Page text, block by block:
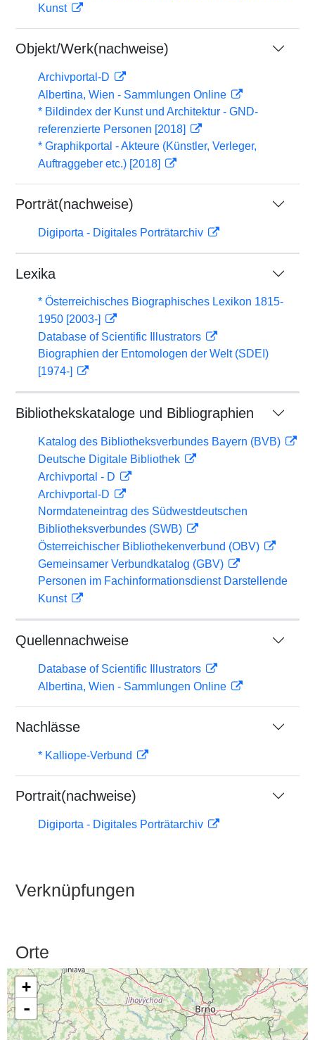
Kunst
Objekt/Werk(nachweise)
Archivportal-D
Albertina, Wien - Sammlungen Online
* Bildindex der Kunst und Architektur - GND-
referenzierte Personen [2018]
* Graphikportal - Akteure (Künstler, Verleger,
Auftraggeber etc.) [2018]
Porträt(nachweise)
Digiporta - Digitales Porträtarchiv
Lexika
* Österreichisches Biographisches Lexikon 1815-
1950 [2003-]
Database of Scientific Illustrators
Biographien der Entomologen der Welt (SDEI)
[1974-]
Bibliothekskataloge und Bibliographien
Katalog des Bibliotheksverbundes Bayern (BVB)
Deutsche Digitale Bibliothek
Archivportal - D
Archivportal-D
Normdateneintrag des Südwestdeutschen
Bibliotheksverbundes (SWB)
Österreichischer Bibliothekenverbund (OBV)
Gemeinsamer Verbundkatalog (GBV)
Personen im Fachinformationsdienst Darstellende
Kunst
Quellennachweise
Database of Scientific Illustrators
Albertina, Wien - Sammlungen Online
Nachlässe
* Kalliope-Verbund
Portrait(nachweise)
Digiporta - Digitales Porträtarchiv
Verknüpfungen
Orte
+
-